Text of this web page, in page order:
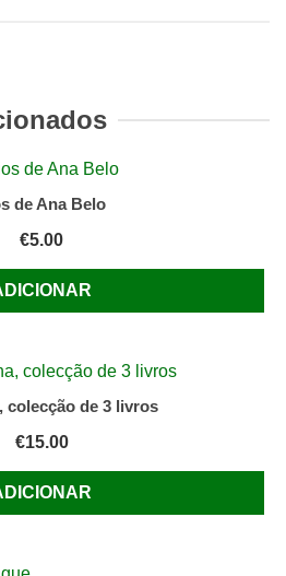
de Ana Belo
€5.00
colecção de 3 livros
€15.00